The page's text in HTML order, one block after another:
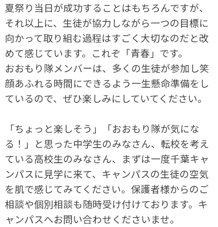
夏祭り当日が成功することはもちろんですが、
それ以上に、生徒が協力しながら一つの目標に
向かって取り組む過程はすごく大切なのだと改
めて感じています。これぞ「青春」です。
おおもり隊メンバーは、多くの生徒が参加し笑
顔あふれる時間にできるよう一生懸命準備をし
ているので、ぜひ楽しみにしていてください。
「ちょっと楽しそう」「おおもり隊が気にな
る！」と思った中学生のみなさん、転校を考え
ている高校生のみなさん、まずは一度千葉キャ
ンパスに見学に来て、キャンパスの生徒の空気
を肌で感じてみてください。保護者様からのご
相談や個別相談も随時受け付けております。キ
ャンパスへお問い合わせくださいませ。